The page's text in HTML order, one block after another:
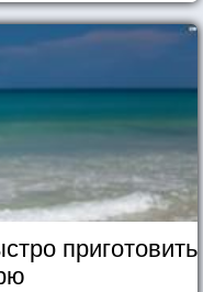
приготовить